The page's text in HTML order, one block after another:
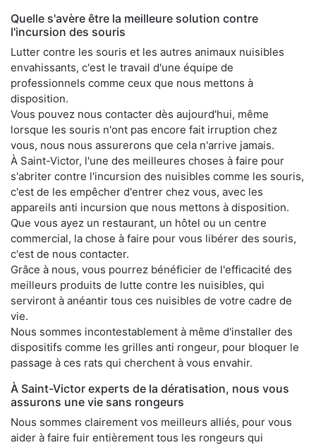
Quelle s'avère être la meilleure solution contre
l'incursion des souris
Lutter contre les souris et les autres animaux nuisibles
envahissants, c'est le travail d'une équipe de
professionnels comme ceux que nous mettons à
disposition.
Vous pouvez nous contacter dès aujourd'hui, même
lorsque les souris n'ont pas encore fait irruption chez
vous, nous nous assurerons que cela n'arrive jamais.
À Saint-Victor, l'une des meilleures choses à faire pour
s'abriter contre l'incursion des nuisibles comme les souris,
c'est de les empêcher d'entrer chez vous, avec les
appareils anti incursion que nous mettons à disposition.
Que vous ayez un restaurant, un hôtel ou un centre
commercial, la chose à faire pour vous libérer des souris,
c'est de nous contacter.
Grâce à nous, vous pourrez bénéficier de l'efficacité des
meilleurs produits de lutte contre les nuisibles, qui
serviront à anéantir tous ces nuisibles de votre cadre de
vie.
Nous sommes incontestablement à même d'installer des
dispositifs comme les grilles anti rongeur, pour bloquer le
passage à ces rats qui cherchent à vous envahir.
À Saint-Victor experts de la dératisation, nous vous
assurons une vie sans rongeurs
Nous sommes clairement vos meilleurs alliés, pour vous
aider à faire fuir entièrement tous les rongeurs qui